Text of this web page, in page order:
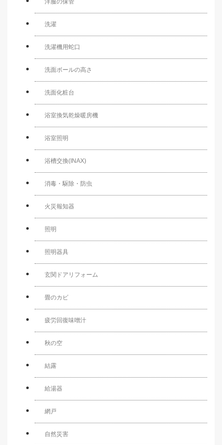
洗濯
洗濯機用蛇口
洗面ボールの高さ
洗面化粧台
浴室換気乾燥暖房機
浴室照明
浴槽交換(INAX)
消毒・駆除・防虫
火災報知器
照明
照明器具
玄関ドアリフォーム
畳のカビ
疲労回復味噌汁
秋の空
結露
給湯器
網戸
自然災害